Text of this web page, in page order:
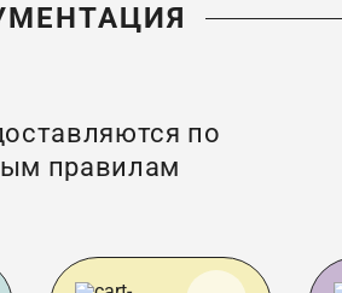
по
правилам